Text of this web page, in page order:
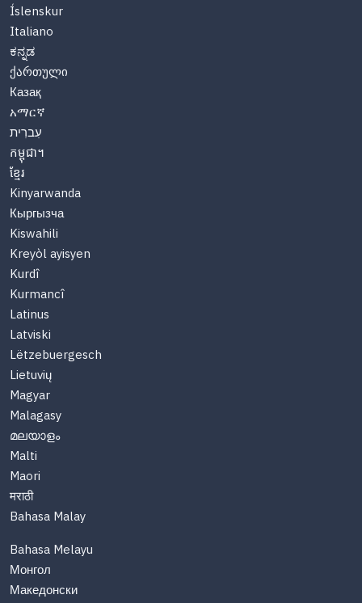
Íslenskur
Italiano
ಕನ್ನಡ
ქართული
Казақ
አማርኛ
עִברִית
កម្ពុជា។
ខ្មែរ
Kinyarwanda
Кыргызча
Kiswahili
Kreyòl ayisyen
Kurdî
Kurmancî
Latinus
Latviski
Lëtzebuergesch
Lietuvių
Magyar
Malagasy
മലയാളം
Malti
Maori
मराठी
Bahasa Malay
Bahasa Melayu
Монгол
Македонски